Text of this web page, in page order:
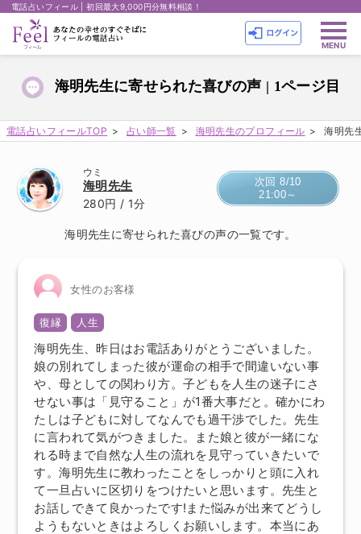
電話占いフィール | 初回最大9,000円分無料相談！
海明先生に寄せられた喜びの声 | 1ページ目
電話占いフィールTOP 占い師一覧 海明先生のプロフィール 海明先
ウミ
海明先生
280円 / 1分
次回 8/10
21:00～
海明先生に寄せられた喜びの声の一覧です。
女性のお客様
復縁 人生
海明先生、昨日はお電話ありがとうございました。
娘の別れてしまった彼が運命の相手で間違いない事
や、母としての関わり方。子どもを人生の迷子にさ
せない事は「見守ること」が1番大事だと。確かにわ
たしは子どもに対してなんでも過干渉でした。先生
に言われて気がつきました。また娘と彼が一緒にな
れる時まで自然な人生の流れを見守っていきたいで
す。海明先生に教わったことをしっかりと頭に入れ
て一旦占いに区切りをつけたいと思います。先生と
お話しできて良かったです!また悩みが出来てどうし
ようもないときはよろしくお願いします。本当にあ